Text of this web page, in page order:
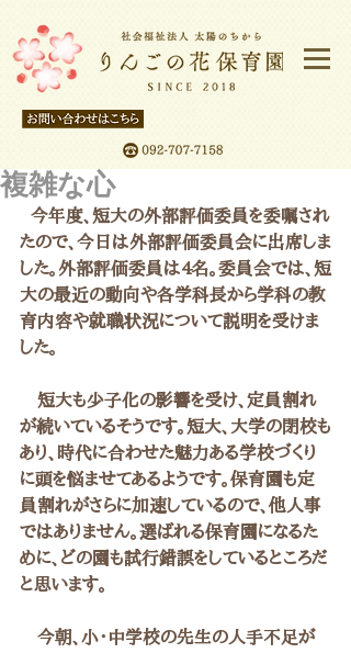
複雑な心
たので、今日は外部評価委員会に出席しま
した。外部評価委員は4名。委員会では、短
大の最近の動向や各学科長から学科の教
育内容や就職状況について説明を受けま
した。
短大も少子化の影響を受け、定員割れ
が続いているそうです。短大、大学の閉校も
あり、時代に合わせた魅力ある学校づくり
に頭を悩ませてあるようです。保育園も定
員割れがさらに加速しているので、他人事
ではありません。選ばれる保育園になるた
めに、どの園も試行錯誤をしているところだ
と思います。
今朝、小・中学校の先生の人手不足が